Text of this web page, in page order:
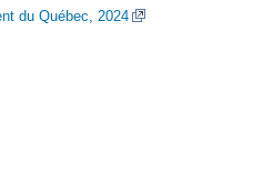
du Québec, 2024